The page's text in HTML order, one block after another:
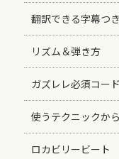
翻訳できる字幕つき
リズム＆弾き方
ガズレレ必須コード
使うテクニックか
ロカビリービート